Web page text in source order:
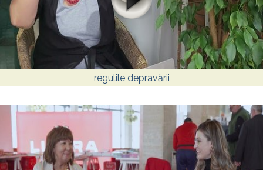
regulile depravării